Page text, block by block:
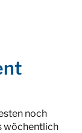
noch
wöchentlich